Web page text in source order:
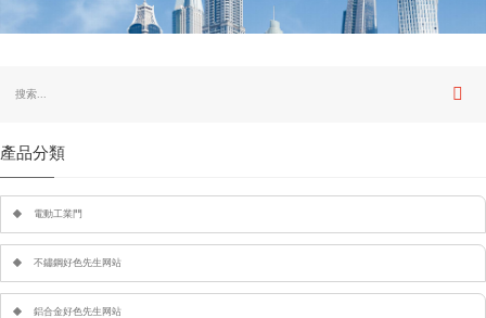
產品分類
電動工業門
不鏽鋼好色先生网站
鋁合金好色先生网站